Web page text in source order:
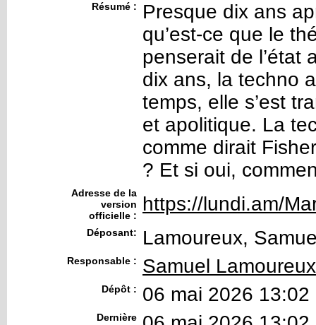
Résumé :
Presque dix ans
qu’est-ce que le
penserait de l’état
dix ans, la techno
temps, elle s’est
et apolitique. La
comme dirait
? Et si oui,
Adresse de la
version
officielle :
https://lundi.am/
Déposant: Lamoureux,
Responsable : Samuel Lamoureux
Dépôt : 06 mai 2026 13:02
Dernière